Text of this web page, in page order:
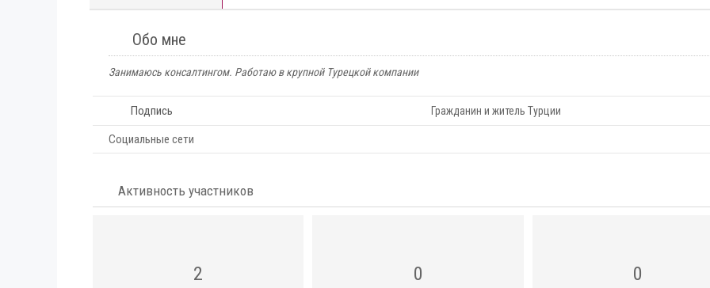
Обо мне
Занимаюсь консалтингом. Работаю в крупной Турецкой компании
Подпись Гражданин и житель Турции
Социальные сети
Активность участников
2 0 0